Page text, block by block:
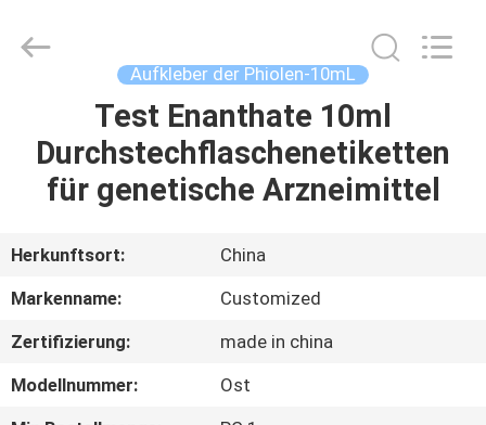
PRODUKTE
ÜBER
UNS
FABRIK-
AUSFLUG
Aufkleber der Phiolen-10mL
Test Enanthate 10ml
Durchstechflaschenetiketten
für genetische Arzneimittel
Herkunftsort:
China
Markenname:
Customized
Zertifizierung:
made in china
Modellnummer:
Ost